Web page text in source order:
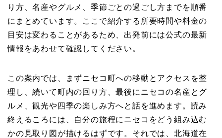
り方、名産やグルメ、季節ごとの過ごし方までを順番
にまとめています。ここで紹介する所要時間や料金の
目安は変わることがあるため、出発前には公式の最新
情報をあわせて確認してください。
この案内では、まずニセコ町への移動とアクセスを整
理し、続いて町内の回り方、最後にニセコの名産とグ
ルメ、観光や四季の楽しみ方へと話を進めます。読み
終えるころには、自分の旅程にニセコをどう組み込む
かの見取り図が描けるはずです。それでは、北海道在